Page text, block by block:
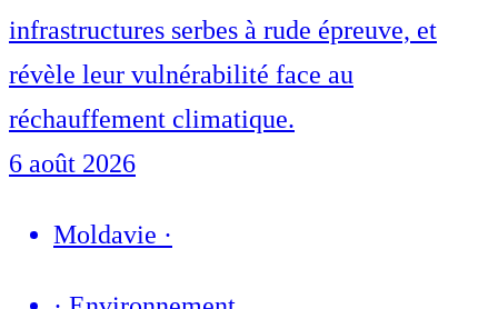
infrastructures serbes à rude épreuve, et
révèle leur vulnérabilité face au
réchauffement climatique.
6 août 2026
Moldavie ·